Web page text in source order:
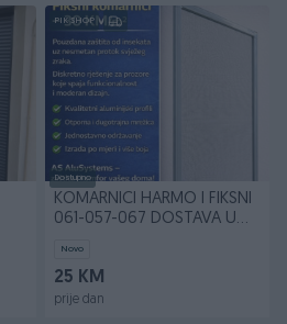
PIK SHOP
Dostupno
KOMARNICI HARMO I FIKSNI
061-057-067 DOSTAVA U
Novo
25 KM
prije dan